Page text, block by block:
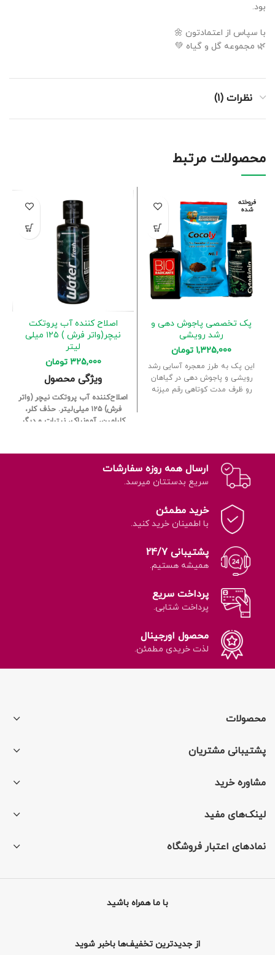
بود.
با سپاس از اعتمادتون 🌼
🌿 مجموعه گل و گیاه 💚
نظرات (1)
محصولات مرتبط
فروخته
شده
پک تخصصی پاجوش دهی و
رشد رویشی
1,325,000 تومان
این پک به طرز معجره آسایی رشد
رویشی و پاجوش دهی در گیاهان
رو ظرف مدت کوتاهی رقم میزنه
اصلاح کننده آب پروتکت
نیچر(واتر فرش ) ۱۲۵ میلی
لیتر
325,000 تومان
ویژگی محصول
اصلاح‌کننده آب پروتکت نیچر (واتر
فرش) ۱۲۵ میلی‌لیتر.
حذف کلر،
کلرامین، آمونیاک، نیترات و دیگر
آب در عرض ۱۰ دقیقه.
افزایش
جذب مواد مغذی توسط گیاه.ارسال همه روزه سفارشات
سریع بدستتان میرسد.
خرید مطمئن
با اطمینان خرید کنید.
پشتیبانی 24/7
همیشه هستیم.
پرداخت سریع
پرداخت شتابی.
محصول اورجینال
لذت خریدی مطمئن.
محصولات
پشتیبانی مشتریان
مشاوره خرید
لینک‌های مفید
نمادهای اعتبار فروشگاه
با ما همراه باشید
از جدیدترین تخفیف‌ها باخبر شوید